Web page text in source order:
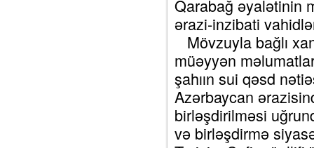
Qarabağ əyalətinin
ərazi-inzibati
Mövzuyla bağlı
müəyyən
şahıın sui qəsd
Azərbaycan
birləşdirilməsi
və birləşdirmə